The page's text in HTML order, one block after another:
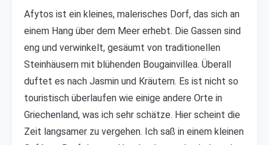
Afytos ist ein kleines, malerisches Dorf, das sich an
einem Hang über dem Meer erhebt. Die Gassen sind
eng und verwinkelt, gesäumt von traditionellen
Steinhäusern mit blühenden Bougainvillea. Überall
duftet es nach Jasmin und Kräutern. Es ist nicht so
touristisch überlaufen wie einige andere Orte in
Griechenland, was ich sehr schätze. Hier scheint die
Zeit langsamer zu vergehen. Ich saß in einem kleinen